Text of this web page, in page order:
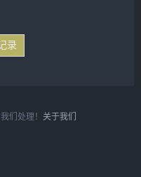
录
们处理！ 关于我们